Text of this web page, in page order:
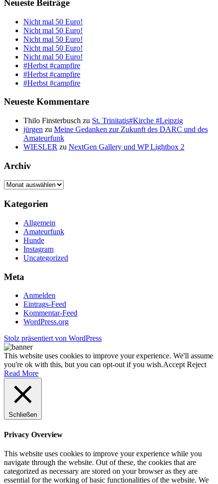
Neueste Beiträge
Nicht mal 50 Euro!
Nicht mal 50 Euro!
Nicht mal 50 Euro!
Nicht mal 50 Euro!
Nicht mal 50 Euro!
#Herbst #campfire
#Herbst #campfire
#Herbst #campfire
Neueste Kommentare
Thilo Finsterbusch zu St. Trinitatis#Kirche #Leipzig
jürgen zu Meine Gedanken zur Zukunft des DARC und des
Amateurfunk
WIESLER zu NextGen Gallery und WP Lightbox 2
Archiv
Archiv
Kategorien
Allgemein
Amateurfunk
Hunde
Instagram
Uncategorized
Meta
Anmelden
Eintrags-Feed
Kommentar-Feed
WordPress.org
Stolz präsentiert von WordPress
This website uses cookies to improve your experience. We'll assume
you're ok with this, but you can opt-out if you wish.Accept Reject
Read More
Schließen
Privacy Overview
This website uses cookies to improve your experience while you
navigate through the website. Out of these, the cookies that are
categorized as necessary are stored on your browser as they are
essential for the working of basic functionalities of the website. We